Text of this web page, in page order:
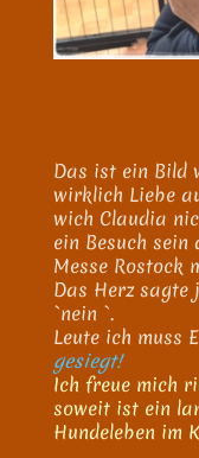
Das ist ein Bild
wirklich Liebe
wich Claudia
ein Besuch
Messe Rostock
Das Herz
`nein `.
Leute ich muss
gesiegt!
Ich freue mich
soweit ist ein
Hundeleben im